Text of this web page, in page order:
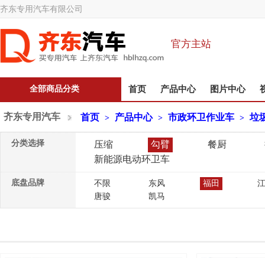
齐东专用汽车有限公司
官方主站
全部商品分类 首页 产品中心 图片中心
齐东专用汽车 首页 > 产品中心 > 市政环卫作业车 > 垃
分类选择 压缩 勾臂 餐厨
新能源电动环卫车
底盘品牌 不限 东风 福田
唐骏
凯马